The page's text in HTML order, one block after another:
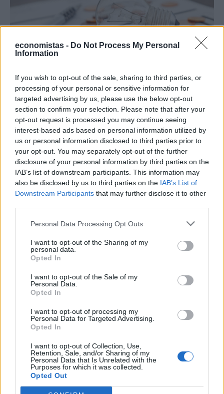
economistas - Do Not Process My Personal
Information
If you wish to opt-out of the sale, sharing to third parties, or
processing of your personal or sensitive information for
targeted advertising by us, please use the below opt-out
section to confirm your selection. Please note that after your
opt-out request is processed you may continue seeing
interest-based ads based on personal information utilized by
us or personal information disclosed to third parties prior to
your opt-out. You may separately opt-out of the further
disclosure of your personal information by third parties on the
IAB’s list of downstream participants. This information may
also be disclosed by us to third parties on the IAB’s List of
Downstream Participants that may further disclose it to other
Personal Data Processing Opt Outs
I want to opt-out of the Sharing of my
personal data.
Opted In
I want to opt-out of the Sale of my
Personal Data.
Opted In
I want to opt-out of processing my
Personal Data for Targeted Advertising.
Opted In
I want to opt-out of Collection, Use,
Retention, Sale, and/or Sharing of my
Personal Data that Is Unrelated with the
Purposes for which it was collected.
Opted Out
ΠΡΑΣΙΝΗ ΑΝΑΠΤΥΞΗ
Ρεύμα: Πότε θα μπλοκάρει η αλλαγή
παρόχου – Τι αλλάζει για όσους έχουν χρέη
Νέοι κανόνες έρχονται στην αλλαγή παρόχου ηλεκτρικού
ρεύματος, με στόχο να περιοριστεί το φαινόμενο καταναλωτών
που μετακινούνται από εταιρεία σε εταιρεία αφήνοντας πίσω
ανεξόφλητες οφειλές.
NEWSROOM/07 Αυγ 2026
Η νευρικότητα στον Περσικό και τις διεθνείς
αγορές κρατά ψηλά τις τιμές των καυσίμων
Με το... σταγονόμετρο γίνονται οι όποιες μειώσεις των λιανικών
τιμών των καυσίμων, καθώς οι παλινωδίες στο μέτωπο του